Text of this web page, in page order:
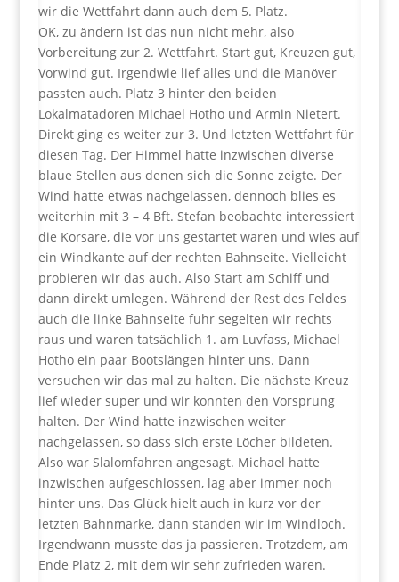
wir die Wettfahrt dann auch dem 5. Platz.
OK, zu ändern ist das nun nicht mehr, also
Vorbereitung zur 2. Wettfahrt. Start gut, Kreuzen gut,
Vorwind gut. Irgendwie lief alles und die Manöver
passten auch. Platz 3 hinter den beiden
Lokalmatadoren Michael Hotho und Armin Nietert.
Direkt ging es weiter zur 3. Und letzten Wettfahrt für
diesen Tag. Der Himmel hatte inzwischen diverse
blaue Stellen aus denen sich die Sonne zeigte. Der
Wind hatte etwas nachgelassen, dennoch blies es
weiterhin mit 3 – 4 Bft. Stefan beobachte interessiert
die Korsare, die vor uns gestartet waren und wies auf
ein Windkante auf der rechten Bahnseite. Vielleicht
probieren wir das auch. Also Start am Schiff und
dann direkt umlegen. Während der Rest des Feldes
auch die linke Bahnseite fuhr segelten wir rechts
raus und waren tatsächlich 1. am Luvfass, Michael
Hotho ein paar Bootslängen hinter uns. Dann
versuchen wir das mal zu halten. Die nächste Kreuz
lief wieder super und wir konnten den Vorsprung
halten. Der Wind hatte inzwischen weiter
nachgelassen, so dass sich erste Löcher bildeten.
Also war Slalomfahren angesagt. Michael hatte
inzwischen aufgeschlossen, lag aber immer noch
hinter uns. Das Glück hielt auch in kurz vor der
letzten Bahnmarke, dann standen wir im Windloch.
Irgendwann musste das ja passieren. Trotzdem, am
Ende Platz 2, mit dem wir sehr zufrieden waren.